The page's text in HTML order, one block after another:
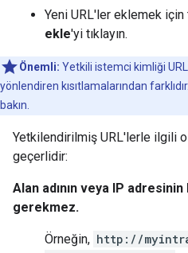
Yeni URL'ler eklemek için
ekle'yi tıklayın.
Önemli: Yetkili istemci kimliği
yönlendiren kısıtlamalarından
bakın.
Yetkilendirilmiş URL'lerle ilgili
geçerlidir:
Alan adının veya IP
gerekmez.
Örneğin, http://